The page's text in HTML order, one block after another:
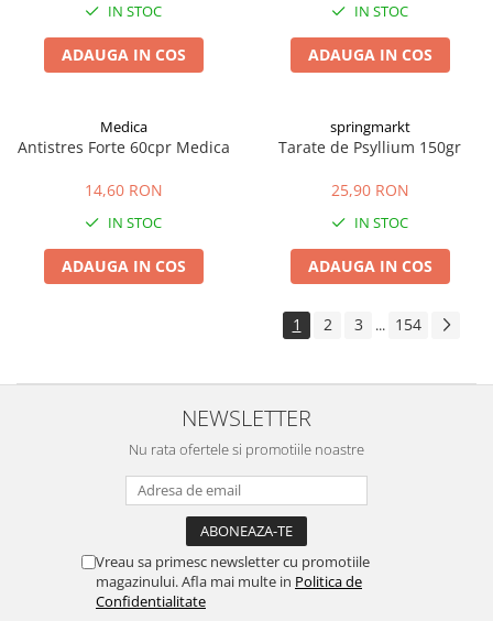
IN STOC
ADAUGA IN COS
IN STOC
ADAUGA IN COS
Medica
Antistres Forte 60cpr Medica
14,60 RON
IN STOC
ADAUGA IN COS
springmarkt
Tarate de Psyllium 150gr
25,90 RON
IN STOC
ADAUGA IN COS
1 2 3 ... 154
NEWSLETTER
Nu rata ofertele si promotiile noastre
Vreau sa primesc newsletter cu promotiile
magazinului. Afla mai multe in Politica de
Confidentialitate